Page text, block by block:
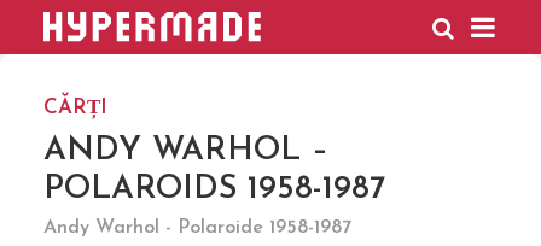
HYPERMADE
CĂRȚI
ANDY WARHOL –
POLAROIDS 1958-1987
Andy Warhol - Polaroide 1958-1987